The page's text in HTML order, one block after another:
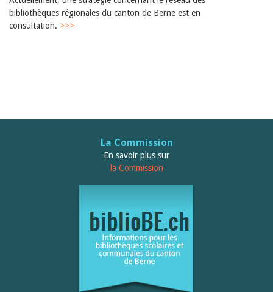
bibliothèques régionales du canton de Berne est en
consultation. >>>
La Commission
En savoir plus sur
la Commission